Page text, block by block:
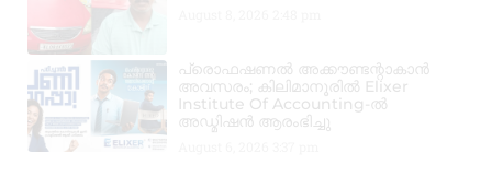
പ്രൊഫഷണൽ അക്കൗണ്ടന്റാകാൻ
അവസരം; കിലിമാനൂരിൽ Elixer
Institute Of Accounting-ൽ
അഡ്മിഷൻ ആരംഭിച്ചു